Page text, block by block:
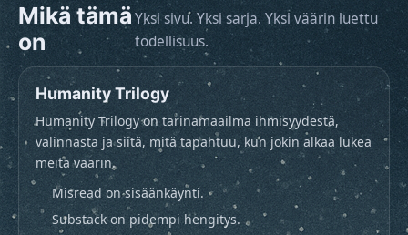
Mikä tämä
on
Yksi sivu. Yksi sarja. Yksi väärin luettu
todellisuus.
Humanity Trilogy
Humanity Trilogy on tarinamaailma ihmisyydestä,
valinnasta ja siitä, mitä tapahtuu, kun jokin alkaa lukea
meitä väärin.
Misread on sisäänkäynti.
Substack on pidempi hengitys.